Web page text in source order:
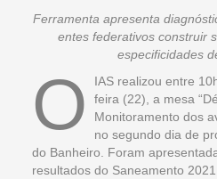
Ferramenta apresenta
entes federativos construir
especificidades
O
IAS realizou entre
feira (22), a mesa
Monitoramento dos
no segundo dia de
do Banheiro. Foram
resultados do Saneamento